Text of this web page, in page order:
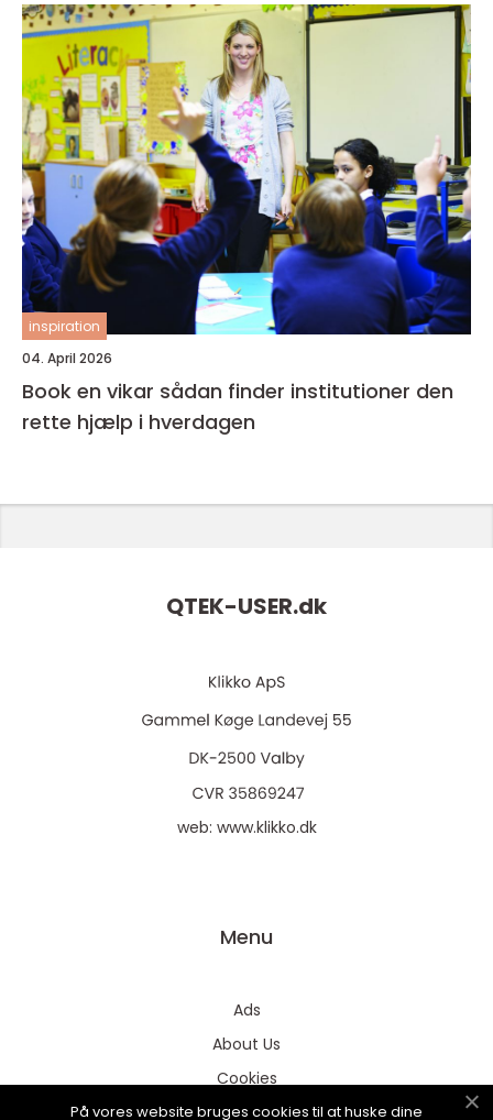
inspiration
04. April 2026
Book en vikar sådan finder institutioner den
rette hjælp i hverdagen
QTEK-USER.dk
web: www.klikko.dk
Menu
Ads
About Us
Cookies
Contact
På vores website bruges cookies til at huske dine